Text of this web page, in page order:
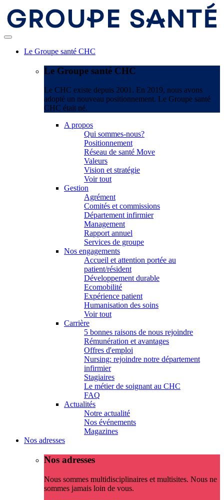
Le Groupe santé CHC
Le Groupe santé CHC
Le CHC existe depuis 2001. En 2019, nous avons
adopté un nouveau positionnement. Le Groupe santé
CHC était né.
A propos
Qui sommes-nous?
Positionnement
Réseau de santé Move
Valeurs
Vision et stratégie
Voir tout
Gestion
Agrément
Comités et commissions
Département infirmier
Management
Rapport annuel
Services de groupe
Nos engagements
Accueil et attention portée au
patient/résident
Développement durable
Ecomobilité
Expérience patient
Humanisation des soins
Voir tout
Carrière
5 bonnes raisons de nous rejoindre
Rémunération et avantages
Offres d'emploi
Nursing: rejoindre notre département
infirmier
Stagiaires
Le métier de soignant au CHC
FAQ
Actualités
Notre actualité
Nos événements
Magazines
Nos adresses
Nos adresses
Nous sommes multidisciplinaires et multisites. Nous ne
sommes jamais loin de vous.